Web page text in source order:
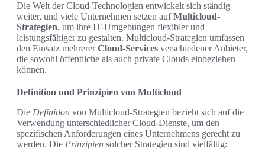
Die Welt der Cloud-Technologien entwickelt sich ständig
weiter, und viele Unternehmen setzen aufMulticloud-
Strategien, um ihre IT-Umgebungen flexibler und
leistungsfähiger zu gestalten. Multicloud-Strategien umfassen
den Einsatz mehrererCloud-Services verschiedener Anbieter,
die sowohl öffentliche als auch private Clouds einbeziehen
können.
Definition und Prinzipien von Multicloud
Die Definition von Multicloud-Strategien bezieht sich auf die
Verwendung unterschiedlicher Cloud-Dienste, um den
spezifischen Anforderungen eines Unternehmens gerecht zu
werden. Die Prinzipien solcher Strategien sind vielfältig: